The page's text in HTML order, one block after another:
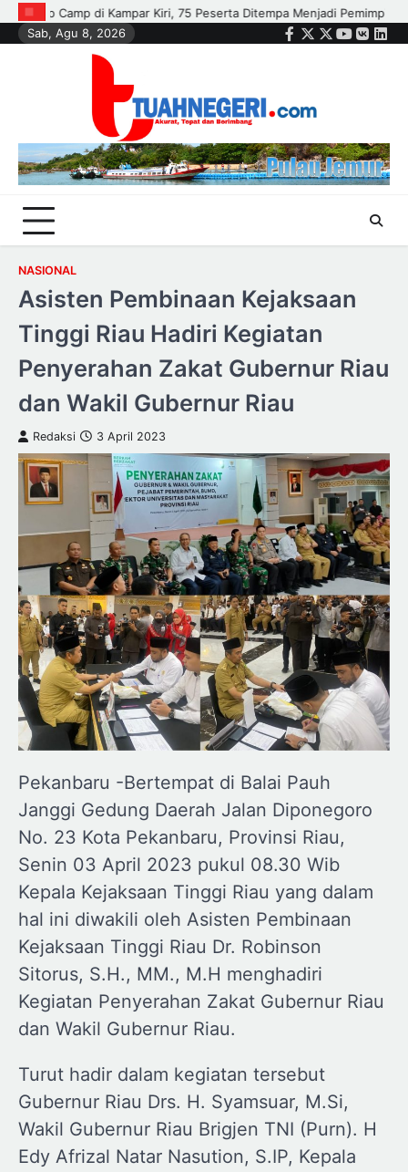
Skip
to
Menjadi Pemimpin Berkarakter dan Peduli Lingkungan
Sab, Agu 8, 2026
Facebook
Twitter
Instagram
Youtube
VK
NASIONAL
Asisten Pembinaan Kejaksaan
Tinggi Riau Hadiri Kegiatan
Penyerahan Zakat Gubernur Riau
dan Wakil Gubernur Riau
Redaksi 3 April 2023
Pekanbaru -Bertempat di Balai Pauh
Janggi Gedung Daerah Jalan Diponegoro
No. 23 Kota Pekanbaru, Provinsi Riau,
Senin 03 April 2023 pukul 08.30 Wib
Kepala Kejaksaan Tinggi Riau yang dalam
hal ini diwakili oleh Asisten Pembinaan
Kejaksaan Tinggi Riau Dr. Robinson
Sitorus, S.H., MM., M.H menghadiri
Kegiatan Penyerahan Zakat Gubernur Riau
dan Wakil Gubernur Riau.
Turut hadir dalam kegiatan tersebut
Gubernur Riau Drs. H. Syamsuar, M.Si,
Wakil Gubernur Riau Brigjen TNI (Purn). H
Edy Afrizal Natar Nasution, S.IP, Kepala